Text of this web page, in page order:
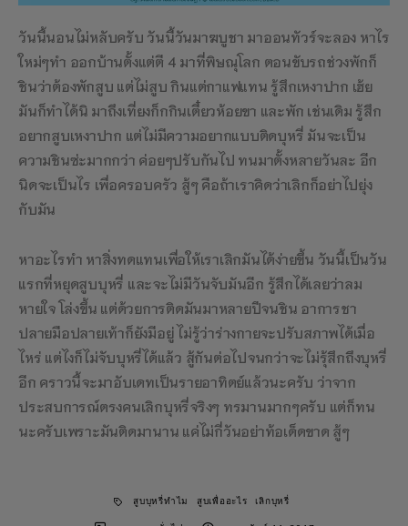
วันนี้นอนไม่หลับครับ วันนี้วันมาฆบูชา มาออนทัวร์จะลอง หาไร
ใหม่ๆทำ ออกบ้านตั้งแต่ตี 4 มาที่พิษณุโลก ตอนขับรถช่วงพักก็
ชินว่าต้องพักสูบ แต่ไม่สูบ กินแต่กาแฟแทน รู้สึกเหงาปาก เฮ้ย
มันก็ทำได้นิ มาถึงเที่ยงก็กกินเตี๋ยวห้อยขา และพัก เช่นเดิม รู้สึก
อยากสูบเหงาปาก แต่ไม่มีความอยากแบบติดบุหรี่ มันจะเป็น
ความชินซ่ะมากกว่า ค่อยๆปรับกันไป ทนมาตั้งหลายวันละ อีก
นิดจะเป็นไร เพื่อครอบครัว สู้ๆ คือถ้าเราคิดว่าเลิกก็อย่าไปยุ่ง
กับมัน
หาอะไรทำ หาสิ่งทดแทนเพื่อให้เราเลิกมันได้ง่ายขึ้น วันนี้เป็นวัน
แรกที่หยุดสูบบุหรี่ และจะไม่มีวันจับมันอีก รู้สึกได้เลยว่าลม
หายใจ โล่งขึ้น แต่ด้วยการติดมันมาหลายปีจนชิน อาการชา
ปลายมือปลายเท้าก็ยังมีอยู่ ไม่รู้ว่าร่างกายจะปรับสภาพได้เมื่อ
ไหร่ แต่ไงก็ไม่จับบุหรี่ได้แล้ว สู้กันต่อไปจนกว่าจะไม่รุ้สึกถึงบุหรี่
อีก คราวนี้จะมาอับเดทเป็นรายอาทิตย์แล้วนะครับ ว่าจาก
ประสบการณ์ตรงคนเลิกบุหรี่จริงๆ ทรมานมากๆครับ แต่ก็ทน
นะครับเพราะมันติดมานาน แค่ไม่กี่วันอย่าท้อเด็ดขาด สู้ๆ
สูบบุหรี่ทำไม สูบเพื่ออะไร เลิกบุหรี่